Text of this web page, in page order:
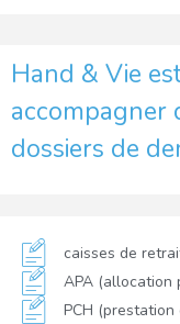
Hand & Vie
accompagner
dossiers de
caisses de
APA (allocation
PCH